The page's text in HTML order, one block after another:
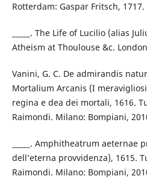
Rotterdam: Gaspar Fritsch, 1717.
_____. The Life of Lucilio (alias
Atheism at Thoulouse &c.
Vanini, G. C. De admirandis
Mortalium Arcanis (I
regina e dea dei mortali, 1616.
Raimondi. Milano: Bompiani,
_____. Amphitheatrum
dell’eterna provvidenza), 1615.
Raimondi. Milano: Bompiani,